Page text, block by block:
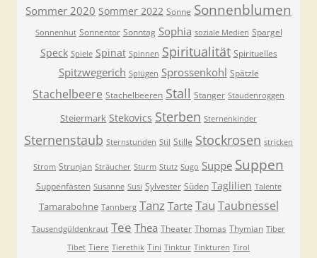
Sommer 2020 Sommer 2022 Sonne Sonnenblumen
Sonnenhut Sonnentor Sonntag Sophia soziale Medien Spargel
Speck Spiele Spinat Spinnen Spiritualität Spirituelles
Spitzwegerich Splügen Sprossenkohl Spätzle
Stachelbeere Stachelbeeren Stall Stanger Staudenroggen
Steiermark Stekovics Sterben Sternenkinder
Sternenstaub Sternstunden Stil Stille Stockrosen stricken
Strom Strunjan Sträucher Sturm Stutz Sugo Suppe Suppen
Suppenfasten Susanne Susi Sylvester Süden Taglilien Talente
Tamarabohne Tannberg Tanz Tarte Tau Taubnessel
Tausendgüldenkraut Tee Thea Theater Thomas Thymian Tiber
Tibet Tiere Tierethik Tini Tinktur Tinkturen Tirol